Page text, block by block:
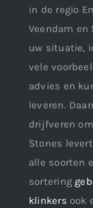
in de regio
Veendam en
uw situatie,
vele
advies en
leveren.
drijfveren
Stones
alle soorten
sortering
klinkers ook